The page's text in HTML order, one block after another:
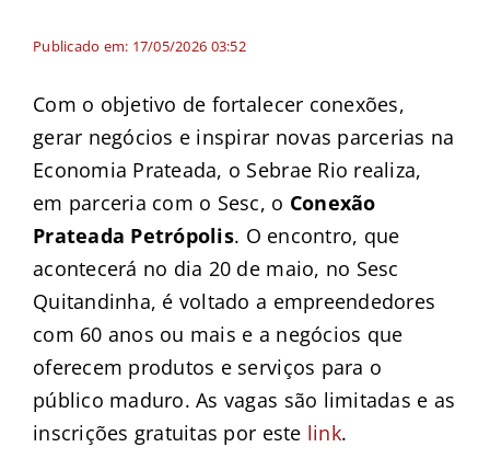
Publicado em: 17/05/2026 03:52
Com o objetivo de fortalecer conexões,
gerar negócios e inspirar novas parcerias na
Economia Prateada, o Sebrae Rio realiza,
em parceria com o Sesc, o Conexão
Prateada Petrópolis. O encontro, que
acontecerá no dia 20 de maio, no Sesc
Quitandinha, é voltado a empreendedores
com 60 anos ou mais e a negócios que
oferecem produtos e serviços para o
público maduro. As vagas são limitadas e as
inscrições gratuitas por este link.